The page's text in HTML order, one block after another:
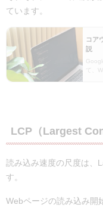
ています。
コア
説
て、
LCP（Largest
読み込み速度の尺度は、
す。
Webページの読み込み開